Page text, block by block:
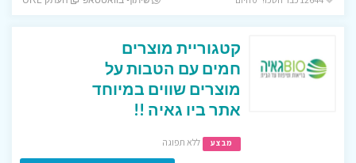
קטגוריית מוצרים
חמים עם הטבות על
מוצרים שווים במיוחד
אתר ביו גאיה !!
מבצע ללא תפוגה